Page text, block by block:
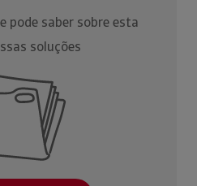
pode saber sobre esta
soluções